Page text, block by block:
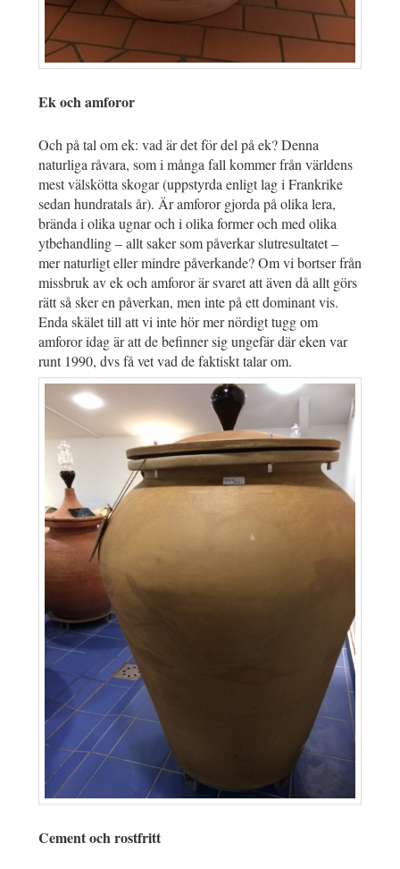
Ek och amforor
Och på tal om ek: vad är det för del på ek? Denna
naturliga råvara, som i många fall kommer från världens
mest välskötta skogar (uppstyrda enligt lag i Frankrike
sedan hundratals år). Är amforor gjorda på olika lera,
brända i olika ugnar och i olika former och med olika
ytbehandling – allt saker som påverkar slutresultatet –
mer naturligt eller mindre påverkande? Om vi bortser från
missbruk av ek och amforor är svaret att även då allt görs
rätt så sker en påverkan, men inte på ett dominant vis.
Enda skälet till att vi inte hör mer nördigt tugg om
amforor idag är att de befinner sig ungefär där eken var
runt 1990, dvs få vet vad de faktiskt talar om.
Cement och rostfritt